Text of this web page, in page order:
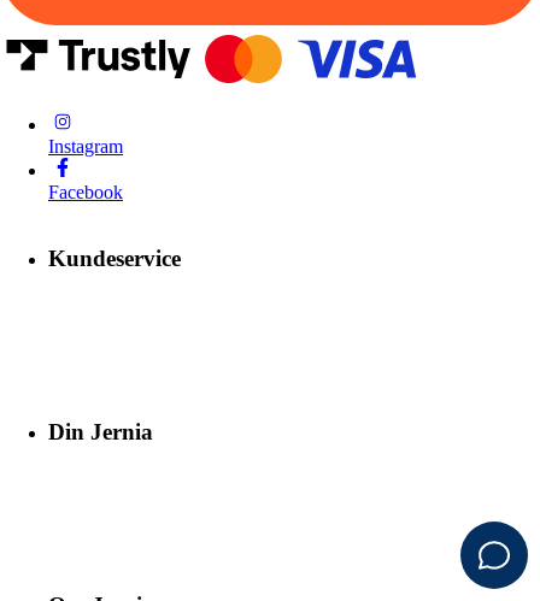
Instagram
Facebook
Kundeservice
Din Jernia